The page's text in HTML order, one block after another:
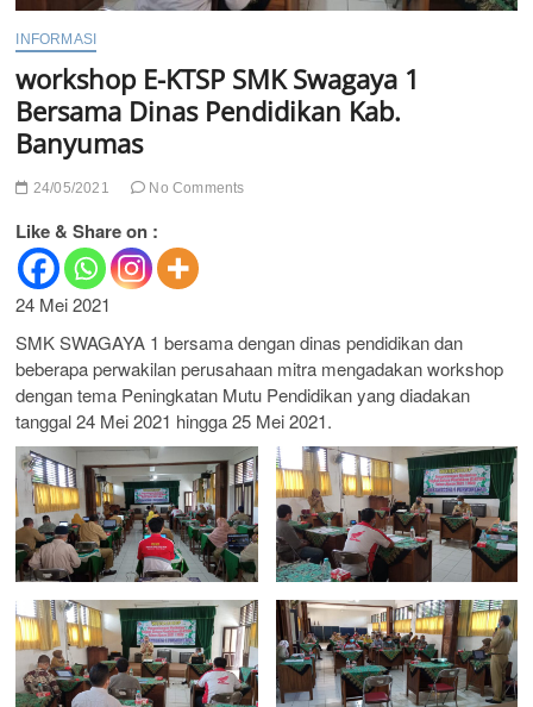
INFORMASI
workshop E-KTSP SMK Swagaya 1
Bersama Dinas Pendidikan Kab.
Banyumas
24/05/2021 No Comments
Like & Share on :
24 Mei 2021
SMK SWAGAYA 1 bersama dengan dinas pendidikan dan
beberapa perwakilan perusahaan mitra mengadakan workshop
dengan tema Peningkatan Mutu Pendidikan yang diadakan
tanggal 24 Mei 2021 hingga 25 Mei 2021.